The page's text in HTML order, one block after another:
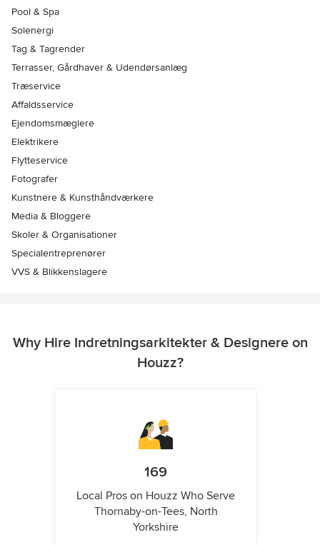
Pool & Spa
Solenergi
Tag & Tagrender
Terrasser, Gårdhaver & Udendørsanlæg
Træservice
Affaldsservice
Ejendomsmæglere
Elektrikere
Flytteservice
Fotografer
Kunstnere & Kunsthåndværkere
Media & Bloggere
Skoler & Organisationer
Specialentreprenører
VVS & Blikkenslagere
Why Hire Indretningsarkitekter & Designere on
Houzz?
169
Local Pros on Houzz Who Serve
Thornaby-on-Tees, North
Yorkshire